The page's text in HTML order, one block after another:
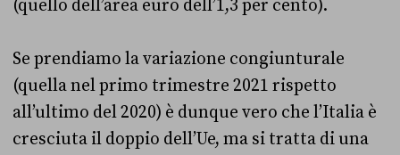
(quello dell’area euro dell’1,3 per cento).
Se prendiamo la variazione congiunturale
(quella nel primo trimestre 2021 rispetto
all’ultimo del 2020) è dunque vero che l’Italia è
cresciuta il doppio dell’Ue, ma si tratta di una